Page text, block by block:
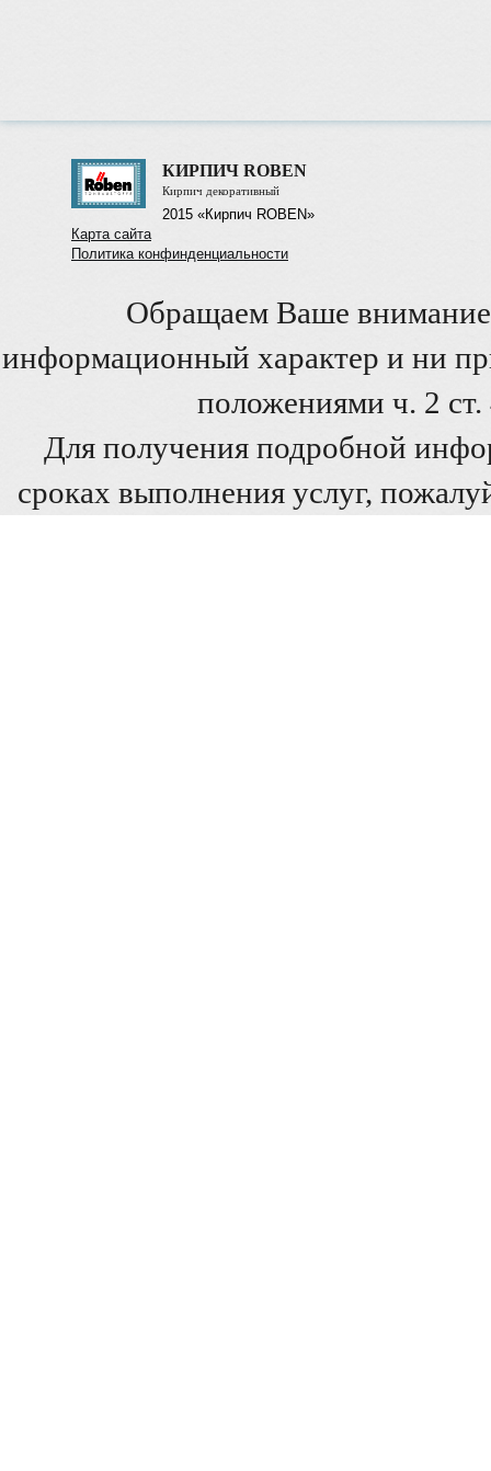
КИРПИЧ ROBEN
Кирпич декоративный
2015 «Кирпич ROBEN»
Карта сайта
Политика конфинденциальности
Обращаем Ваше внимание
информационный характер и ни
положениями ч. 2
Для получения подробной
сроках выполнения услуг,